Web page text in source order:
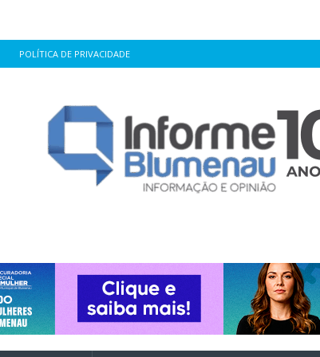
POLÍTICA DE PRIVACIDADE